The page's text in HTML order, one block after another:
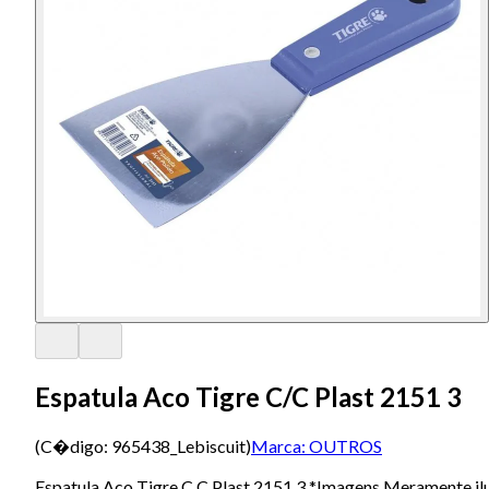
Espatula Aco Tigre C/C Plast 2151 3
(C�digo: 965438_Lebiscuit)Marca: OUTROS